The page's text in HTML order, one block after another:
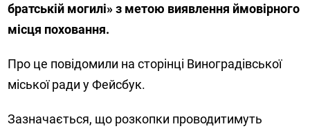
братській могилі» з метою виявлення ймовірного
місця поховання.
Про це повідомили на сторінці Виноградівської
міської ради у Фейсбук.
Зазначається, що розкопки проводитимуть